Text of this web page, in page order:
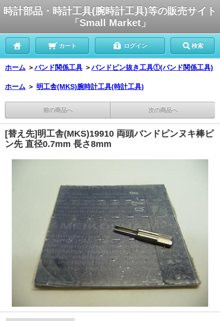
時計部品・時計工具(腕時計工具)等の販売サイト
「Small Market」
カート ログイン 検索
ホーム ＞バンド関係工具 ＞バンドピン抜き工具①(バンド関係工具)
ホーム ＞ 明工舎(MKS)腕時計工具(時計工具)
前の商品へ 次の商品へ
[替え先]明工舎(MKS)19910 両頭バンドピンヌキ棒ピ
ン先 直径0.7mm 長さ8mm